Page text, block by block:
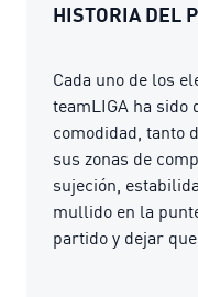
HISTORIA DEL
Cada uno de los
teamLIGA ha sido
comodidad, tanto
sus zonas de
sujeción,
mullido en la
partido y dejar